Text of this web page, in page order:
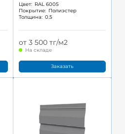
Цвет: RAL 6005
Покрытие: Полиэстер
Толщина: 0.5
от 3 500 тг/м2
На складе
Заказать